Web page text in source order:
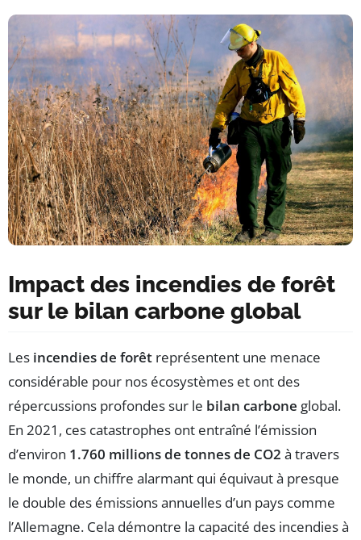
Impact des incendies de forêt
sur le bilan carbone global
Les incendies de forêt représentent une menace
considérable pour nos écosystèmes et ont des
répercussions profondes sur le bilan carbone global.
En 2021, ces catastrophes ont entraîné l’émission
d’environ 1.760 millions de tonnes de CO2 à travers
le monde, un chiffre alarmant qui équivaut à presque
le double des émissions annuelles d’un pays comme
l’Allemagne. Cela démontre la capacité des incendies à